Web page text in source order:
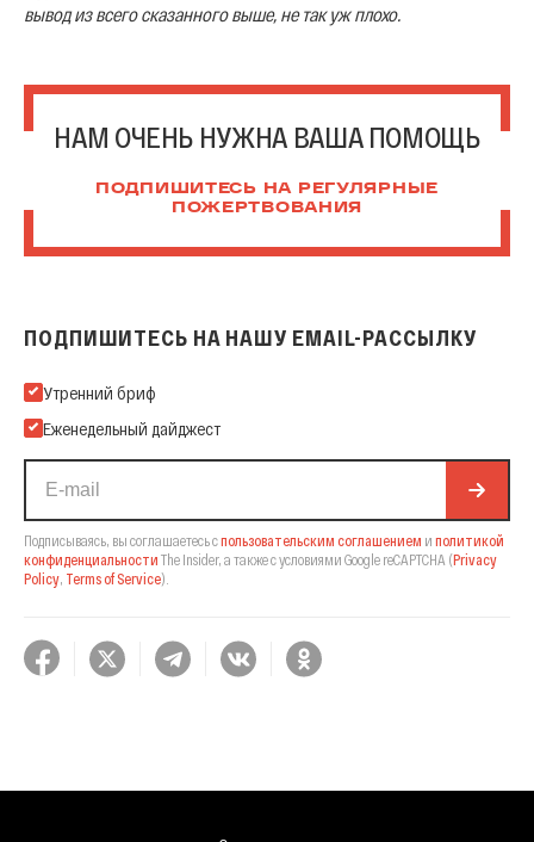
вывод из всего сказанного выше, не так уж плохо.
НАМ ОЧЕНЬ НУЖНА ВАША ПОМОЩЬ
ПОДПИШИТЕСЬ НА РЕГУЛЯРНЫЕ
ПОЖЕРТВОВАНИЯ
ПОДПИШИТЕСЬ НА НАШУ EMAIL-РАССЫЛКУ
Подпишитесь на нашу Email-рассылку
Утренний бриф
Еженедельный дайджест
Подписываясь, вы соглашаетесь спользовательским соглашением и политикой
конфиденциальности The Insider, а также с условиями Google reCAPTCHA (Privacy
Policy Terms of Service).